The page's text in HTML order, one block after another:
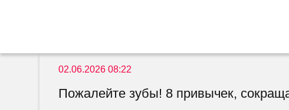
02.06.2026 08:22
Пожалейте зубы! 8 привычек,